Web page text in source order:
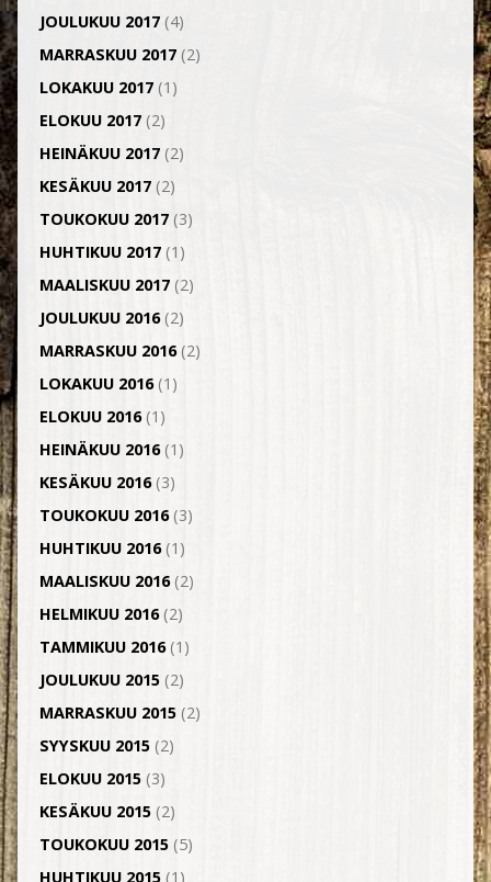
JOULUKUU 2017(4)
MARRASKUU 2017(2)
LOKAKUU 2017(1)
ELOKUU 2017(2)
HEINÄKUU 2017(2)
KESÄKUU 2017(2)
TOUKOKUU 2017(3)
HUHTIKUU 2017(1)
MAALISKUU 2017(2)
JOULUKUU 2016(2)
MARRASKUU 2016(2)
LOKAKUU 2016(1)
ELOKUU 2016(1)
HEINÄKUU 2016(1)
KESÄKUU 2016(3)
TOUKOKUU 2016(3)
HUHTIKUU 2016(1)
MAALISKUU 2016(2)
HELMIKUU 2016(2)
TAMMIKUU 2016(1)
JOULUKUU 2015(2)
MARRASKUU 2015(2)
SYYSKUU 2015(2)
ELOKUU 2015(3)
KESÄKUU 2015(2)
TOUKOKUU 2015(5)
HUHTIKUU 2015(1)